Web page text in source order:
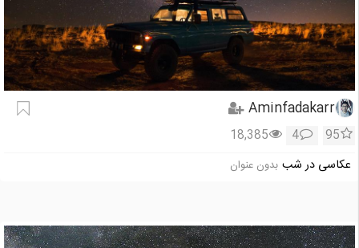
Aminfadakarr
95
4
18,385
عکاسی در شب بدون عنوان